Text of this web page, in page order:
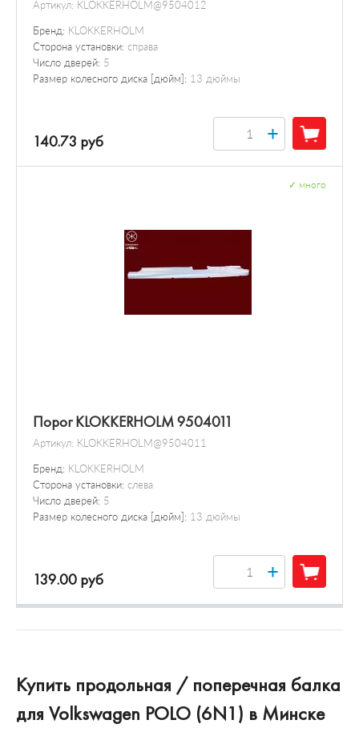
Артикул: KLOKKERHOLM@9504012
Бренд: KLOKKERHOLM
Сторона установки: справа
Число дверей: 5
Размер колесного диска [дюйм]: 13 дюймы
140.73 руб +
Порог KLOKKERHOLM 9504011
Артикул: KLOKKERHOLM@9504011
Бренд: KLOKKERHOLM
Сторона установки: слева
Число дверей: 5
Размер колесного диска [дюйм]: 13 дюймы
много
139.00 руб +
Купить продольная / поперечная балка
для Volkswagen POLO (6N1) в Минске